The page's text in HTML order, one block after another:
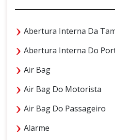
Abertura Interna Da
Abertura Interna Do
Air Bag
Air Bag Do Motorista
Air Bag Do Passageiro
Alarme